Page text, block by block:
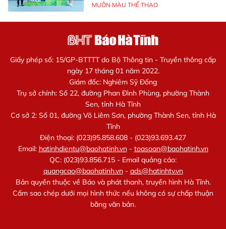
MUÔN MÀU THỂ THAO
Giấy phép số: 15/GP-BTTTT do Bộ Thông tin - Truyền thông cấp
ngày 17 tháng 01 năm 2022.
Giám đốc: Nghiêm Sỹ Đống
Trụ sở chính: Số 22, đường Phan Đình Phùng, phường Thành
Sen, tỉnh Hà Tĩnh
Cơ sở 2: Số 01, đường Võ Liêm Sơn, phường Thành Sen, tỉnh Hà
Tĩnh
Điện thoại: (023)95.858.608 - (023)93.693.427
Email: hatinhdientu@baohatinh.vn- toasoan@baohatinh.vn
QC: (023)93.856.715 - Email quảng cáo:
quangcao@baohatinh.vn- ads@hatinhtv.vn
Bản quyền thuộc về Báo và phát thanh, truyền hình Hà Tĩnh.
Cấm sao chép dưới mọi hình thức nếu không có sự chấp thuận
bằng văn bản.